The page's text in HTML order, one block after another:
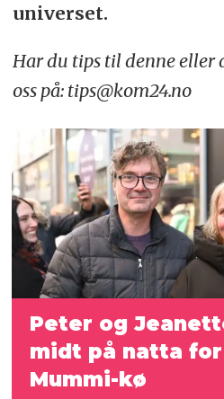
universet.
Har du tips til denne eller
oss på: tips@kom24.no
Peter og
midt på natta
Mummi-kø